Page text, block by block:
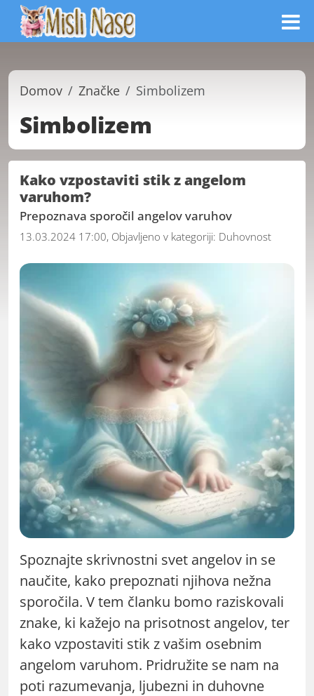
Domov Značke Simbolizem
Simbolizem
Kako vzpostaviti stik z angelom
varuhom?
Prepoznava sporočil angelov varuhov
13.03.2024 17:00, Objavljeno v kategoriji: Duhovnost
Spoznajte skrivnostni svet angelov in se
naučite, kako prepoznati njihova nežna
sporočila. V tem članku bomo raziskovali
znake, ki kažejo na prisotnost angelov, ter
kako vzpostaviti stik z vašim osebnim
angelom varuhom. Pridružite se nam na
poti razumevanja, ljubezni in duhovne